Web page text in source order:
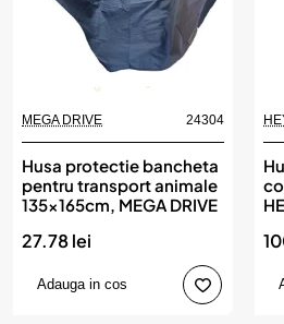
MEGA DRIVE 24304
Husa protectie bancheta
pentru transport animale
135x165cm, MEGA DRIVE
27.78 lei
Adauga in cos